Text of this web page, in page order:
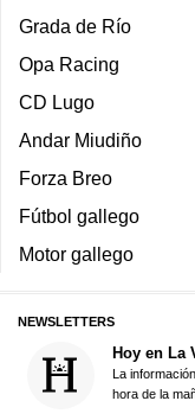
Grada de Río
Opa Racing
CD Lugo
Andar Miudiño
Forza Breo
Fútbol gallego
Motor gallego
NEWSLETTERS
Hoy en La
La
hora de la